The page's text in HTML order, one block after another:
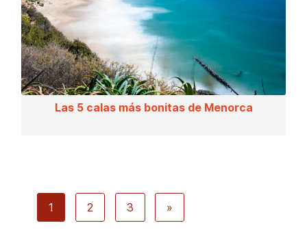
Las 5 calas más bonitas de Menorca
1 2 3 »